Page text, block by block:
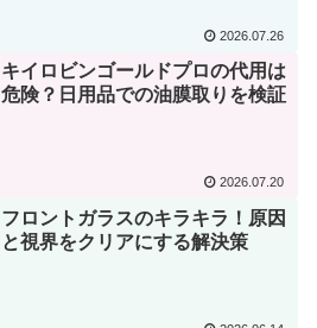
2026.07.26
キイロビンゴールドプロの代用は
危険？日用品での油膜取りを検証
2026.07.20
フロントガラスのキラキラ！原因
と視界をクリアにする解決策